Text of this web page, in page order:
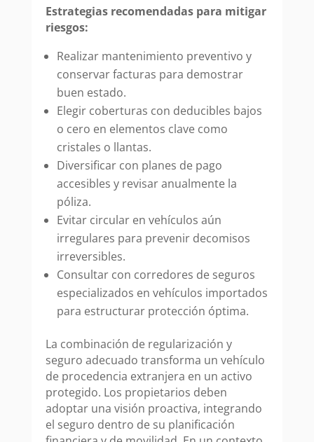
Estrategias recomendadas para mitigar
riesgos:
Realizar mantenimiento preventivo y
conservar facturas para demostrar
buen estado.
Elegir coberturas con deducibles bajos
o cero en elementos clave como
cristales o llantas.
Diversificar con planes de pago
accesibles y revisar anualmente la
póliza.
Evitar circular en vehículos aún
irregulares para prevenir decomisos
irreversibles.
Consultar con corredores de seguros
especializados en vehículos importados
para estructurar protección óptima.
La combinación de regularización y
seguro adecuado transforma un vehículo
de procedencia extranjera en un activo
protegido. Los propietarios deben
adoptar una visión proactiva, integrando
el seguro dentro de su planificación